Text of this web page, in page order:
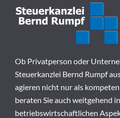
Ob Privatperson oder
Steuerkanzlei Bernd Rumpf
agieren nicht nur als
beraten Sie auch weitgehend
betriebswirtschaftlichen